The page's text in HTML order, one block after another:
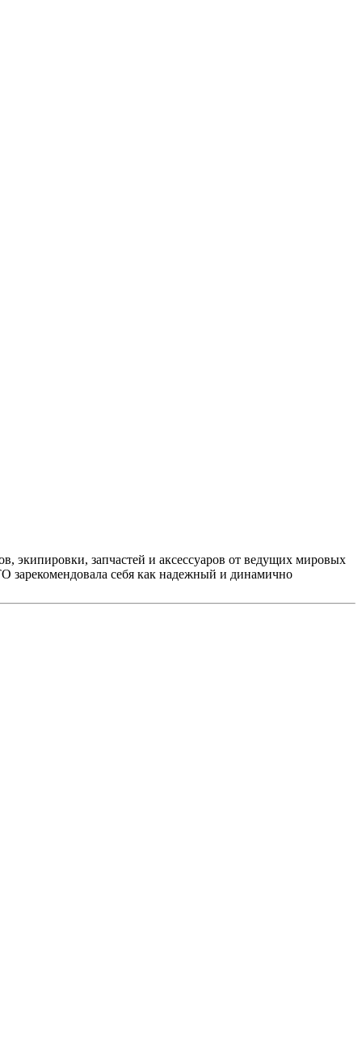
экипировки, запчастей и аксессуаров от ведущих мировых
зарекомендовала себя как надежный и динамично